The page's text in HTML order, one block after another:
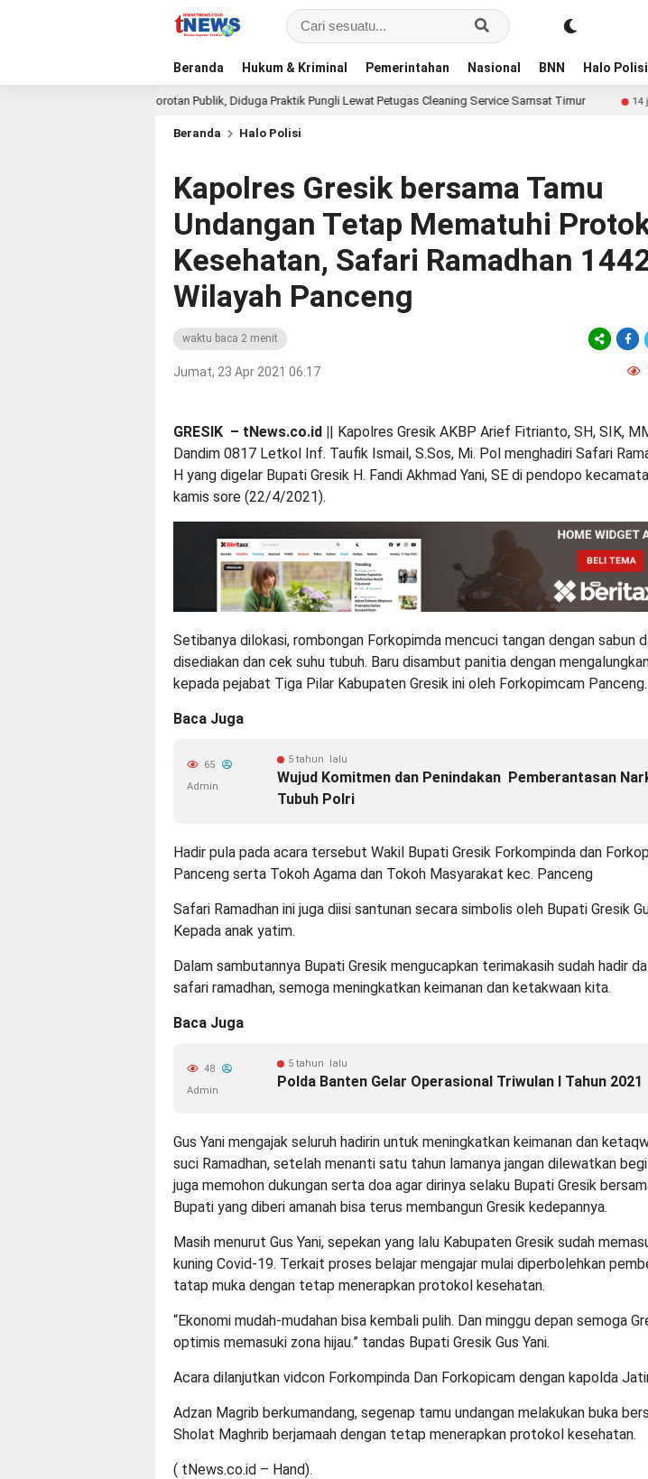
Beranda Hukum & Kriminal Pemerintahan Nasional BNN Halo Polisi
Sorotan Publik, Diduga Praktik Pungli Lewat Petugas Cleaning Service Samsat Timur 14 jam lalu
Beranda Halo Polisi
Kapolres Gresik bersama Tamu
Undangan Tetap Mematuhi
Kesehatan, Safari Ramadhan
Wilayah Panceng
waktu baca 2 menit
Jumat, 23 Apr 2021 06:17
GRESIK – tNews.co.id || Kapolres Gresik AKBP Arief Fitrianto, SH, SIK,
Dandim 0817 Letkol Inf. Taufik Ismail, S.Sos, Mi. Pol menghadiri Safari
H yang digelar Bupati Gresik H. Fandi Akhmad Yani, SE di pendopo
kamis sore (22/4/2021).
Setibanya dilokasi, rombongan Forkopimda mencuci tangan dengan sabun
disediakan dan cek suhu tubuh. Baru disambut panitia dengan
kepada pejabat Tiga Pilar Kabupaten Gresik ini oleh Forkopimcam Panceng.
Baca Juga
5 tahun lalu
Wujud Komitmen dan Penindakan Pemberantasan
Tubuh Polri
65
Admin
Hadir pula pada acara tersebut Wakil Bupati Gresik Forkompinda dan
Panceng serta Tokoh Agama dan Tokoh Masyarakat kec. Panceng
Safari Ramadhan ini juga diisi santunan secara simbolis oleh Bupati Gresik
Kepada anak yatim.
Dalam sambutannya Bupati Gresik mengucapkan terimakasih sudah hadir
safari ramadhan, semoga meningkatkan keimanan dan ketakwaan kita.
Baca Juga
5 tahun lalu
Polda Banten Gelar Operasional Triwulan I Tahun 2021
48
Admin
Gus Yani mengajak seluruh hadirin untuk meningkatkan keimanan dan
suci Ramadhan, setelah menanti satu tahun lamanya jangan dilewatkan
juga memohon dukungan serta doa agar dirinya selaku Bupati Gresik
Bupati yang diberi amanah bisa terus membangun Gresik kedepannya.
Masih menurut Gus Yani, sepekan yang lalu Kabupaten Gresik sudah
kuning Covid-19. Terkait proses belajar mengajar mulai diperbolehkan
tatap muka dengan tetap menerapkan protokol kesehatan.
“Ekonomi mudah-mudahan bisa kembali pulih. Dan minggu depan semoga
optimis memasuki zona hijau.” tandas Bupati Gresik Gus Yani.
Acara dilanjutkan vidcon Forkompinda Dan Forkopicam dengan kapolda
Adzan Magrib berkumandang, segenap tamu undangan melakukan buka
Sholat Maghrib berjamaah dengan tetap menerapkan protokol kesehatan.
( tNews.co.id – Hand).